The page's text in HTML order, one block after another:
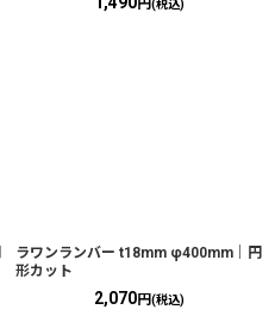
円(税込)
ラワンランバー t18mm φ400mm｜円
形カット
2,070円(税込)